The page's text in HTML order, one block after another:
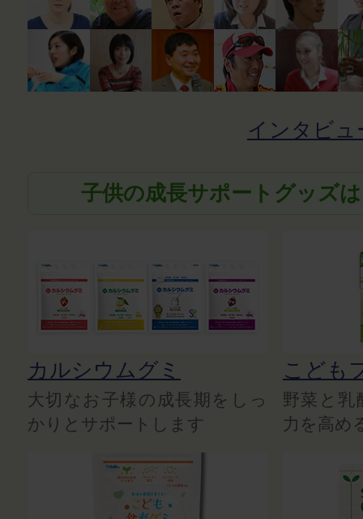
インタビュ
子供の成長サポートグッズ
カルシウムグミ
大切なお子様の成長期をしっ
かりとサポートします
こども
野菜と乳
力を高め